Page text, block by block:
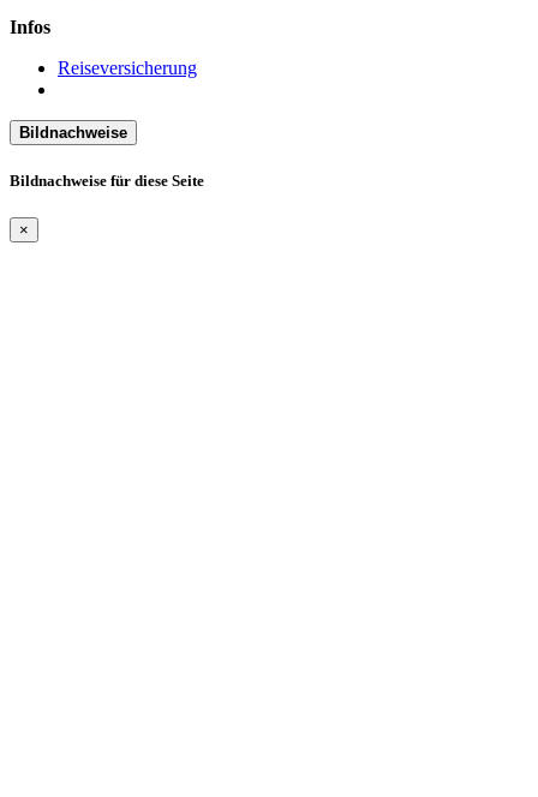
Infos
Reiseversicherung
Bildnachweise
Bildnachweise für diese Seite
×